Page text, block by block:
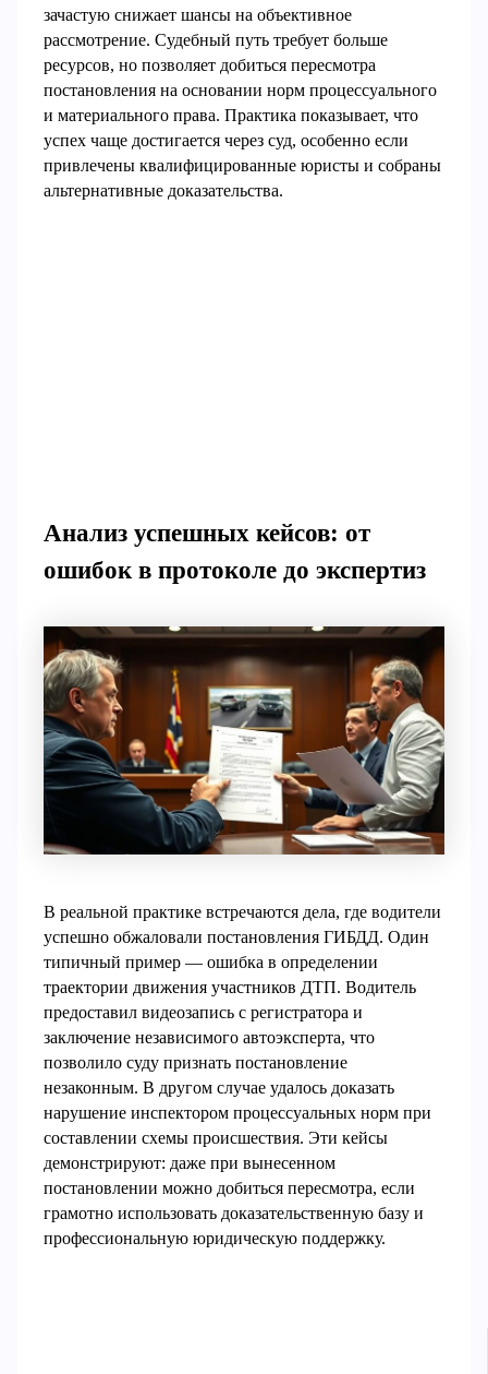
зачастую снижает шансы на объективное
рассмотрение. Судебный путь требует больше
ресурсов, но позволяет добиться пересмотра
постановления на основании норм процессуального
и материального права. Практика показывает, что
успех чаще достигается через суд, особенно если
привлечены квалифицированные юристы и собраны
альтернативные доказательства.
Анализ успешных кейсов: от
ошибок в протоколе до экспертиз
В реальной практике встречаются дела, где водители
успешно обжаловали постановления ГИБДД. Один
типичный пример — ошибка в определении
траектории движения участников ДТП. Водитель
предоставил видеозапись с регистратора и
заключение независимого автоэксперта, что
позволило суду признать постановление
незаконным. В другом случае удалось доказать
нарушение инспектором процессуальных норм при
составлении схемы происшествия. Эти кейсы
демонстрируют: даже при вынесенном
постановлении можно добиться пересмотра, если
грамотно использовать доказательственную базу и
профессиональную юридическую поддержку.